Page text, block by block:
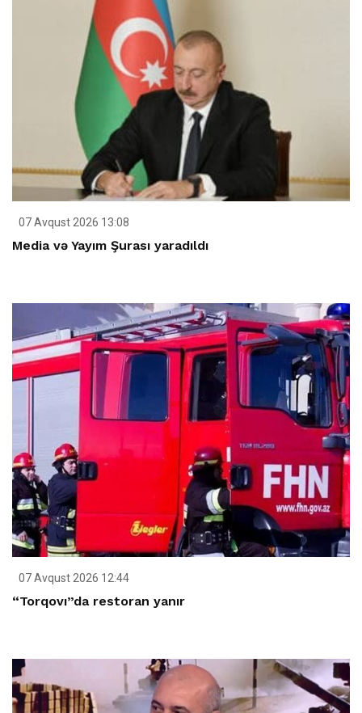
07 Avqust 2026 13:08
Media və Yayım Şurası yaradıldı
07 Avqust 2026 12:44
“Torqovı”da restoran yanır